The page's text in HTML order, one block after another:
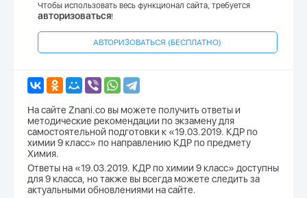
Чтобы использовать весь функционал сайта, требуется
авторизоваться!
АВТОРИЗОВАТЬСЯ (БЕСПЛАТНО)
На сайте Znani.co вы можете получить ответы и
методические рекомендации по экзамену для
самостоятельной подготовки к «19.03.2019. КДР по
химии 9 класс» по направлению КДР по предмету
Химия.
Ответы на «19.03.2019. КДР по химии 9 класс» доступны
для 9 класса, но также вы всегда можете следить за
актуальными обновлениями на сайте.